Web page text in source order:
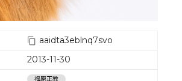
aaidta3eblnq7svo
2013-11-30
福原正教